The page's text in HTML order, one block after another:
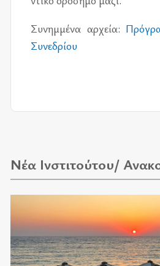
Συνημ­μέ­να αρ­χεία:
Συνε­δρί­ου
Νέα Ινστιτούτου/